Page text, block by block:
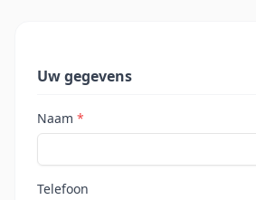
Uw gegevens
Naam *
Telefoon